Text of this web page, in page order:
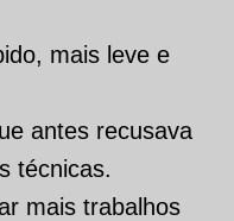
mais leve e
antes recusava
técnicas.
mais trabalhos